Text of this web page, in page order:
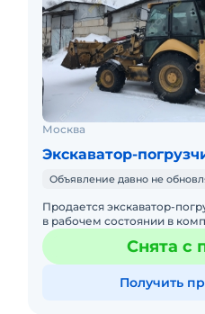
Москва
Экскаватор-
Объявление давно не
Продается экскаватор-
в рабочем состоянии в
оборудованием: -
IMPULSE M9 нараСнята с
Получить